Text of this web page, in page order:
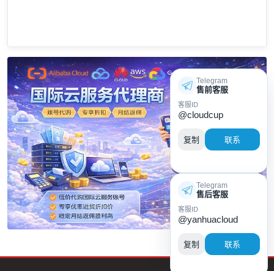
Telegram
售前客服
客服ID
@cloudcup
复制 联系
Telegram
售后客服
客服ID
@yanhuacloud
复制 联系